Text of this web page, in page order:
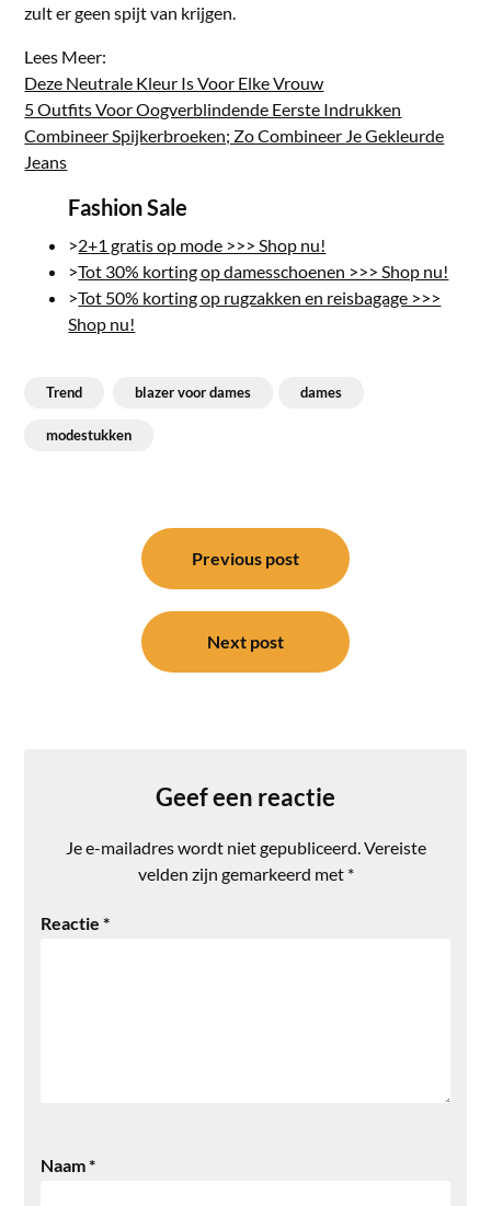
zult er geen spijt van krijgen.
Lees Meer:
Deze Neutrale Kleur Is Voor Elke Vrouw
5 Outfits Voor Oogverblindende Eerste Indrukken
Combineer Spijkerbroeken; Zo Combineer Je Gekleurde
Jeans
Fashion Sale
>2+1 gratis op mode >>> Shop nu!
>Tot 30% korting op damesschoenen >>> Shop nu!
>Tot 50% korting op rugzakken en reisbagage >>>
Shop nu!
Trend blazer voor dames dames
modestukken
Previous post
Next post
Geef een reactie
Je e-mailadres wordt niet gepubliceerd. Vereiste
velden zijn gemarkeerd met *
Reactie*
Naam*